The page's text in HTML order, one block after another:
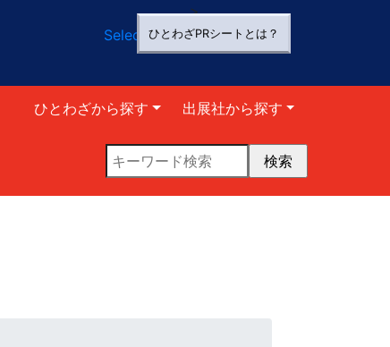
Select Language▼
>
ひとわざPRシートとは？
ひとわざから探す 出展社から探す